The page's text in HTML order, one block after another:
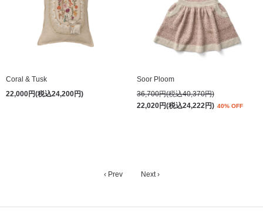
Coral & Tusk
22,000円(税込24,200円)
Soor Ploom
36,700円(税込40,370円)
22,020円(税込24,222円) 40% OFF
‹ Prev Next ›